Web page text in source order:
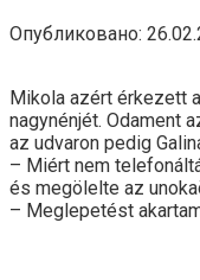
Опубликовано:
Mikola azért érkezett
nagynénjét. Odament
az udvaron pedig
– Miért nem
és megölelte az
– Meglepetést